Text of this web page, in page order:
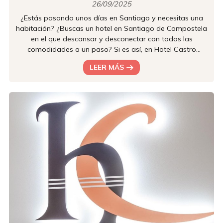
26/09/2025
¿Estás pasando unos días en Santiago y necesitas una
habitación? ¿Buscas un hotel en Santiago de Compostela
en el que descansar y desconectar con todas las
comodidades a un paso? Si es así, en Hotel Castro
disponemos de diferentes habitaciones en las que
podrás disfrutar de la tranquilidad de la emblemática
instalaciones y servicios. Para pasar unas vacaciones con
tu familia, pareja, amigos o en solitario, nuestras
habitaciones en Santiago son la o...
LEER MÁS